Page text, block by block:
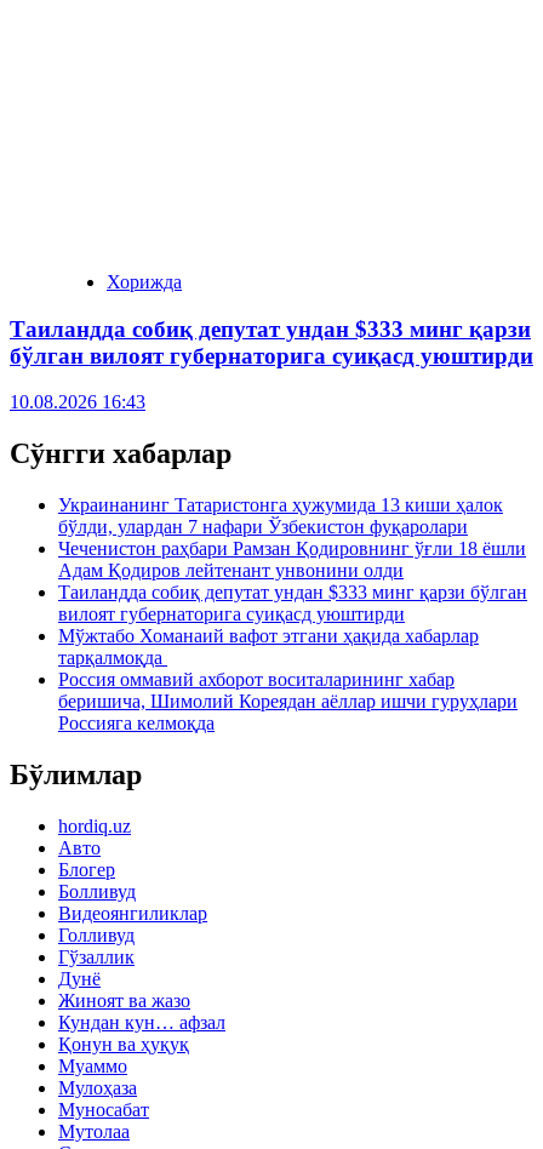
Хорижда
Таиландда собиқ депутат ундан $333 минг қарзи
бўлган вилоят губернаторига суиқасд уюштирди
10.08.2026 16:43
Сўнгги хабарлар
Украинанинг Татаристонга ҳужумида 13 киши ҳалок
бўлди, улардан 7 нафари Ўзбекистон фуқаролари
Чеченистон раҳбари Рамзан Қодировнинг ўғли 18 ёшли
Адам Қодиров лейтенант унвонини олди
Таиландда собиқ депутат ундан $333 минг қарзи бўлган
вилоят губернаторига суиқасд уюштирди
Мўжтабо Хоманаий вафот этгани ҳақида хабарлар
тарқалмоқда
Россия оммавий ахборот воситаларининг хабар
беришича, Шимолий Кореядан аёллар ишчи гуруҳлари
Россияга келмоқда
Бўлимлар
hordiq.uz
Авто
Блогер
Болливуд
Видеоянгиликлар
Голливуд
Гўзаллик
Дунё
Жиноят ва жазо
Кундан кун… афзал
Қонун ва ҳуқуқ
Муаммо
Мулоҳаза
Муносабат
Мутолаа